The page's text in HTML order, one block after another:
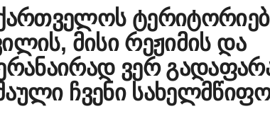
მისი რეჟიმის და
ვერ
ჩვენი